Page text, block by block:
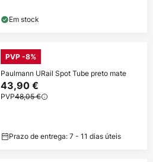
Em stock
PVP -8%
Paulmann URail Spot Tube preto mate
43,90 €
PVP48,05 €
Prazo de entrega: 7 - 11 dias úteis